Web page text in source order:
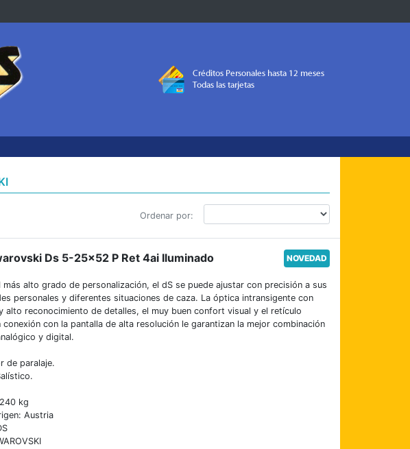
Ordenar por:
Ds 5-25×52 P Ret 4ai Iluminado NOVEDAD
más alto grado de personalización, el dS se puede ajustar con precisión a sus
personales y diferentes situaciones de caza. La óptica intransigente con
alto reconocimiento de detalles, el muy buen confort visual y el retículo
conexión con la pantalla de alta resolución le garantizan la mejor combinación
y digital.
de paralaje.
kg
Austria